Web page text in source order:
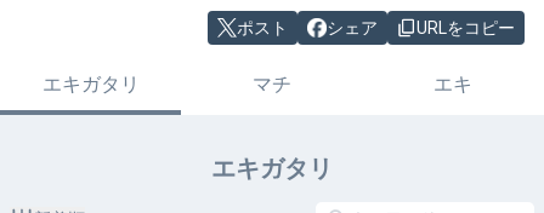
ポスト シェア URLをコピー
エキガタリ マチ エキ
エキガタリ